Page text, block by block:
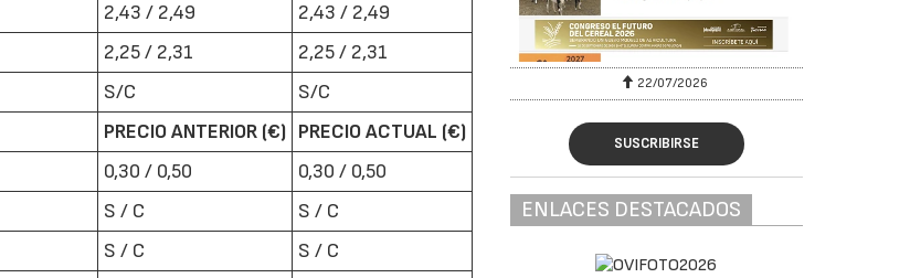
2,43 / 2,49
2,43 / 2,49
2,25 / 2,31
2,25 / 2,31
S/C
S/C
PRECIO ANTERIOR (€) PRECIO ACTUAL (€)
0,30 / 0,50
0,30 / 0,50
S / C
S / C
S / C
S / C
22/07/2026 22/07/2026
SUSCRIBIRSE
ENLACES DESTACADOS